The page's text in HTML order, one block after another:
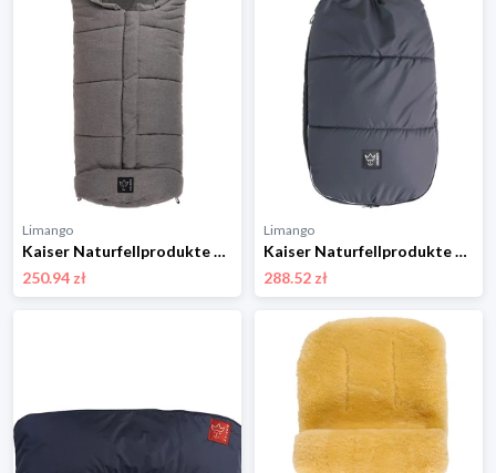
Limango
Kaiser Naturfellprodukte Śpiworek termiczny "Jooy" w kolorze antracytowym - 105 x 45 cm rozmiar: onesize
250.94 zł
Limango
Kaiser Naturfellprodukte Śpiworek termiczny "Lukky" w kolorze antracytowym - 105 x 45 cm rozmiar: onesize
288.52 zł